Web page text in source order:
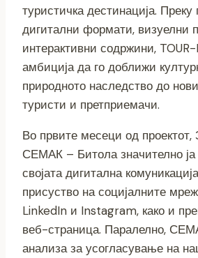
туристичка дестинација.
дигитални формати, визуелни
интерактивни содржини,
амбиција да го доближи
природното наследство до
туристи и претприемачи.
Во првите месеци од проектот,
СЕМАК – Битола значително ја
својата дигитална
присуство на социјалните
LinkedIn и Instagram, како и
веб-страница. Паралелно,
анализа за усогласување на